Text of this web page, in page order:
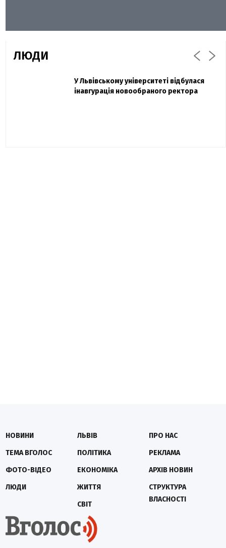
ЛЮДИ
Павло Дак
«Час не лікує, лише притуплює біль»:
Захисник "Азовсталі" Діанов вдруге
одружився та показав фото з весілля
У Львівському університеті відбулася
інавгурація новообраного ректора
НОВИНИ
ТЕМА ВГОЛОС
ФОТО-ВІДЕО
ЛЮДИ
ЛЬВІВ
ПОЛІТИКА
ЕКОНОМІКА
ЖИТТЯ
СВІТ
ПРО НАС
РЕКЛАМА
АРХІВ НОВИН
СТРУКТУРА
ВЛАСНОСТІ